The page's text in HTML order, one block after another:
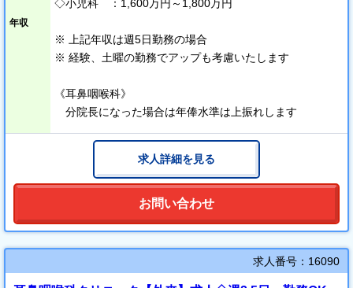
す。
＿＿＿＿＿＿＿＿＿＿＿＿＿＿＿＿＿＿
＜皮膚科＞
非管理医師採用です。
＿＿＿＿＿＿＿＿＿＿＿＿＿＿＿＿＿＿
小児科の新規立ち上げに伴う募集です。
━━━━━━━━━━━━━━━━━━━
年収
◇小児科 ：1,600万円～1,800万円
※ 上記年収は週5日勤務の場合
※ 経験、土曜の勤務でアップも考慮いたします
《耳鼻咽喉科》
分院長になった場合は年俸水準は上振れします
求人詳細を見る
お問い合わせ
求人番号：16090